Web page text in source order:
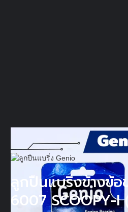
ลูกปืนแบริ่งข้างข้อ
6007 SCOOPY-I